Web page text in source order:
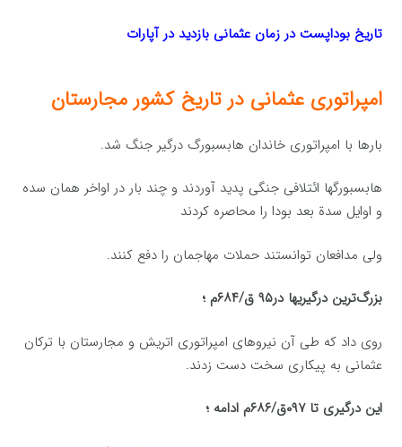
تاریخ بوداپست در زمان عثمانی بازدید در آپارات
امپراتوری‌ عثمانی در تاریخ کشور مجارستان
بارها با امپراتوری‌ خاندان‌ هابسبورگ‌ درگیر جنگ‌ شد.
هابسبورگها ائتلافی جنگی پدید آوردند و چند بار در اواخر همان‌ سده‌
و اوایل‌ سدة بعد بودا را محاصره‌ كردند
ولی مدافعان‌ توانستند حملات‌ مهاجمان‌ را دفع‌ كنند.
بزرگ‌ترین‌ درگیریها در۹۵ ق‌/۶۸۴م‌ ؛
روی‌ داد كه‌ طی آن‌ نیروهای‌ امپراتوری‌ اتریش‌ و مجارستان‌ با تركان‌
عثمانی به‌ پیكاری‌ سخت‌ دست‌ زدند.
این‌ درگیری‌ تا ۰۹۷ق‌/۶۸۶م‌ ادامه‌ ؛